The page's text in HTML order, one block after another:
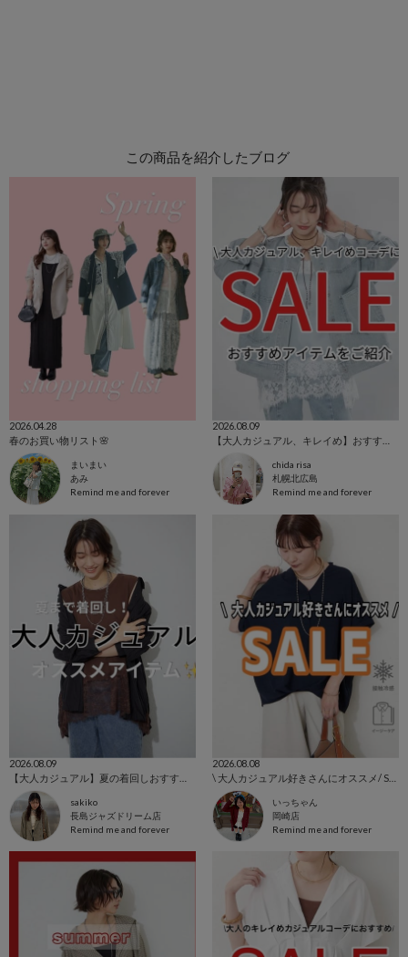
この商品を紹介したブログ
2026.04.28
春のお買い物リスト🌸
まいまい
あみ
Remind me and forever
2026.08.09
chida risa
札幌北広島
Remind me and forever
2026.08.09
sakiko
長島ジャズドリーム店
Remind me and forever
2026.08.08
\ 大人カジュアル好きさんにオススメ/ SALE‼️
いっちゃん
岡崎店
Remind me and forever